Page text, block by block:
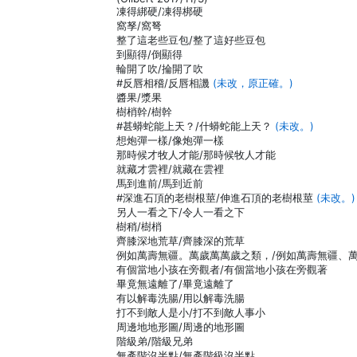
凍得綁硬/凍得梆硬
窩孥/窩弩
整了這老些豆包/整了這好些豆包
到顯得/倒顯得
輪開了吹/掄開了吹
#反唇相稽/反唇相譏 (未改，原正確。)
醬果/漿果
樹梢幹/樹幹
#甚蟒蛇能上天？/什蟒蛇能上天？ (未改。)
想炮彈一樣/像炮彈一樣
那時候才牧人才能/那時候牧人才能
就藏才雲裡/就藏在雲裡
馬到進前/馬到近前
#深進石頂的老樹根莖/伸進石頂的老樹根莖 (未改。)
另人一看之下/令人一看之下
樹稍/樹梢
齊膝深地荒草/齊膝深的荒草
例如萬壽無疆。萬歲萬萬歲之類，/例如萬壽無疆、
有個當地小孩在旁觀者/有個當地小孩在旁觀著
畢竟無遠離了/畢竟遠離了
有以解毒洗腸/用以解毒洗腸
打不到敵人是小/打不到敵人事小
周邊地地形圖/周邊的地形圖
階級弟/階級兄弟